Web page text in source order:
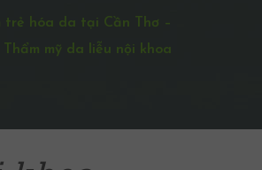
trẻ hóa da tại Cần Thơ –
Thẩm mỹ da liễu nội khoa